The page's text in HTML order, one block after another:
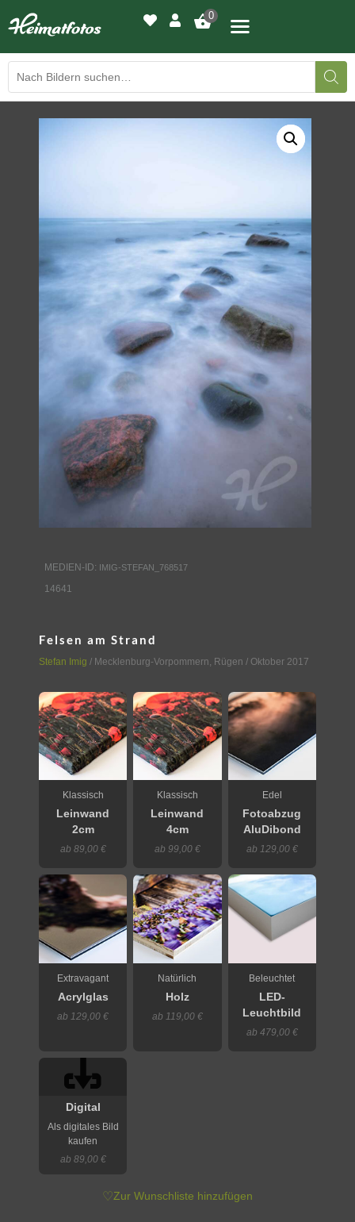
0
WIR DRUCKEN IHR BILD
AUSSTELLUNGEN
HEIMATLICHTER
KONTAKT
MEDIEN-ID: IMIG-STEFAN_768517
14641
Felsen am Strand
Stefan Imig / Mecklenburg-Vorpommern, Rügen / Oktober 2017
Klassisch
Leinwand
2cm
ab 89,00 €
Klassisch
Leinwand
4cm
ab 99,00 €
Edel
Fotoabzug
AluDibond
ab 129,00 €
Extravagant
Acrylglas
ab 129,00 €
Natürlich
Holz
ab 119,00 €
Beleuchtet
LED-
Leuchtbild
ab 479,00 €
Digital
Als digitales Bild
kaufen
ab 89,00 €
♡Zur Wunschliste hinzufügen